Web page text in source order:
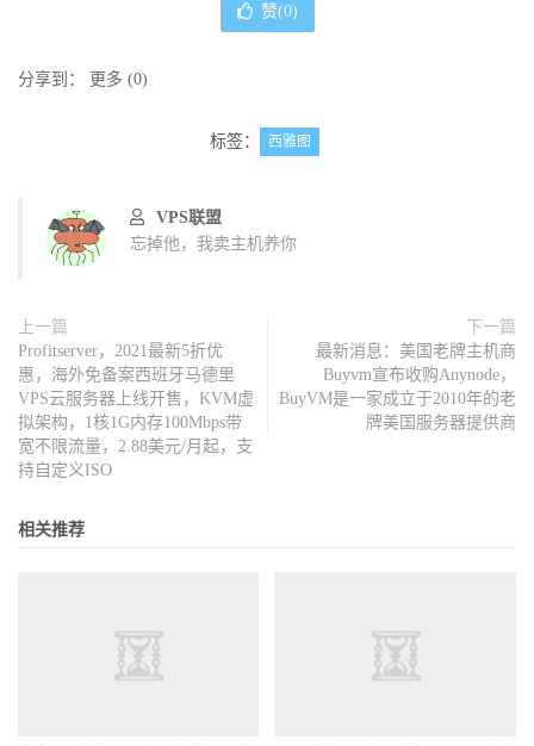
赞(0)
分享到： 更多 (0)
标签： 西雅图
VPS联盟
忘掉他，我卖主机养你
上一篇
Profitserver，2021最新5折优
惠，海外免备案西班牙马德里
VPS云服务器上线开售，KVM虚
拟架构，1核1G内存100Mbps带
宽不限流量，2.88美元/月起，支
持自定义ISO
下一篇
最新消息：美国老牌主机商
Buyvm宣布收购Anynode，
BuyVM是一家成立于2010年的老
牌美国服务器提供商
相关推荐